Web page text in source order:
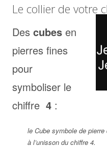
Le collier de votre
Descubes en
pierres fines
pour
symboliser le
chiffre4 :
le Cube symbole de
à l’unisson du chiffre 4.